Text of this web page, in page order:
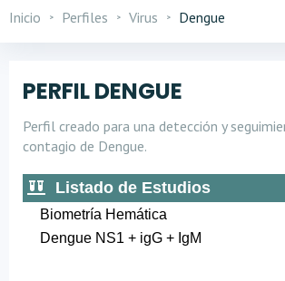
Inicio Perfiles Virus Dengue
PERFIL DENGUE
Perfil creado para una detección y
contagio de Dengue.
Listado de Estudios
Biometría Hemática
Dengue NS1 + igG + IgM